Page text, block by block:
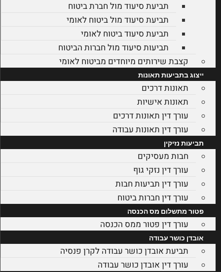
תביעת סיעוד מול חברת ביטוח
תביעת סיעוד מול ביטוח לאומי
תביעת סיעוד ביטוח לאומי
תביעות סיעוד מול חברות הביטוח
קצבת שירותים מיוחדים מביטוח לאומי
ייצוג בתביעות תאונות
תאונות דרכים
תאונות אישיות
עורך דין תאונות דרכים
עורך דין תאונות עבודה
תביעות נזיקין
חבות מעסיקים
עורך דין נזקי גוף
עורך דין תביעות חבות
עורך דין חברות ביטוח
פטור מתשלום מס הכנסה
עורך דין פטור ממס הכנסה
אובדן כושר עבודה
תביעת אובדן כושר עבודה לקרן פנסיה
עורך דין אובדן כושר עבודה